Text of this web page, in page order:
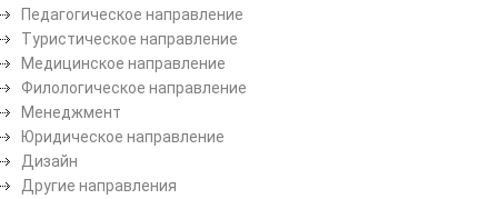
Педагогическое направление
Туристическое направление
Медицинское направление
Филологическое направление
Менеджмент
Юридическое направление
Дизайн
Другие направления